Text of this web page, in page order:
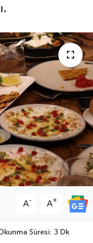
A- A+
Süresi: 3 Dk